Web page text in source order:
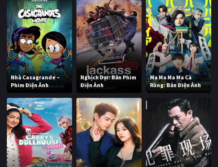
Nhà Casagrande –
Phim Điện Ảnh
Nghịch Dại: Bản Phim
Điện Ảnh
Ma Ma Ma Ma Cà
Rồng: Bản Điện Ảnh